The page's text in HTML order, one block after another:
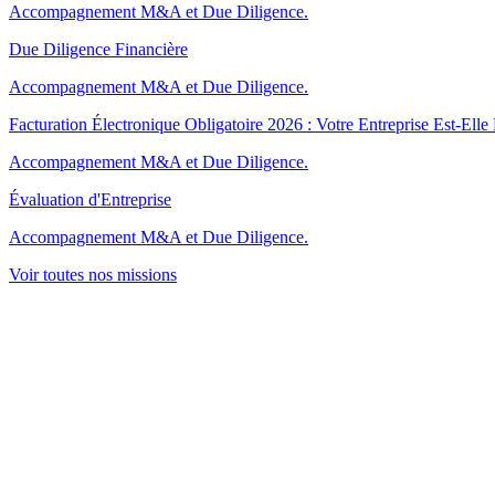
Accompagnement M&A et Due Diligence.
Due Diligence Financière
Accompagnement M&A et Due Diligence.
Facturation Électronique Obligatoire 2026 : Votre Entreprise Est-Elle
Accompagnement M&A et Due Diligence.
Évaluation d'Entreprise
Accompagnement M&A et Due Diligence.
Voir toutes nos missions